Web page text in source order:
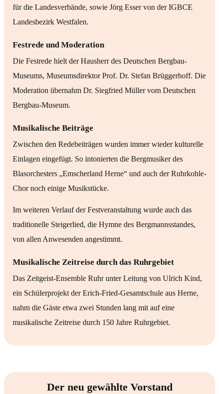
für die Landesverbände, sowie Jörg Esser von der IGBCE
Landesbezirk Westfalen.
Festrede und Moderation
Die Festrede hielt der Hausherr des Deutschen Bergbau-
Museums, Museumsdirektor Prof. Dr. Stefan Brüggerhoff. Die
Moderation übernahm Dr. Siegfried Müller vom Deutschen
Bergbau-Museum.
Musikalische Beiträge
Zwischen den Redebeiträgen wurden immer wieder kulturelle
Einlagen eingefügt. So intonierten die Bergmusiker des
Blasorchesters „Emscherland Herne“ und auch der Ruhrkohle-
Chor noch einige Musikstücke.
Im weiteren Verlauf der Festveranstaltung wurde auch das
traditionelle Steigerlied, die Hymne des Bergmannsstandes,
von allen Anwesenden angestimmt.
Musikalische Zeitreise durch das Ruhrgebiet
Das Zeitgeist-Ensemble Ruhr unter Leitung von Ulrich Kind,
ein Schülerprojekt der Erich-Fried-Gesamtschule aus Herne,
nahm die Gäste etwa zwei Stunden lang mit auf eine
musikalische Zeitreise durch 150 Jahre Ruhrgebiet.
Der neu gewählte Vorstand